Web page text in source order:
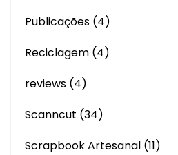
Publicações (4)
Reciclagem (4)
reviews (4)
Scanncut (34)
Scrapbook Artesanal (11)